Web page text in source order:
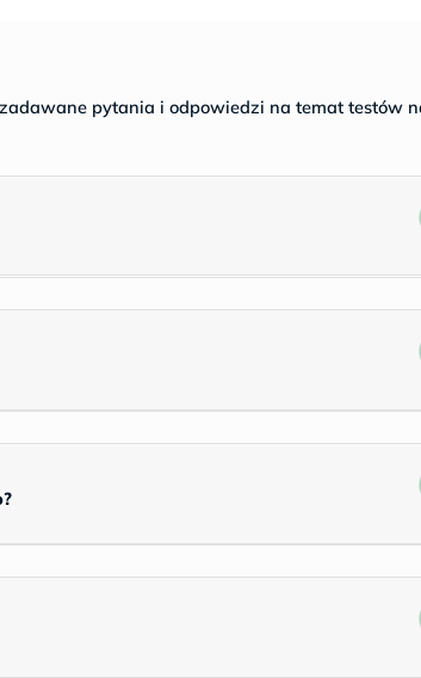
pytania i odpowiedzi na temat testów